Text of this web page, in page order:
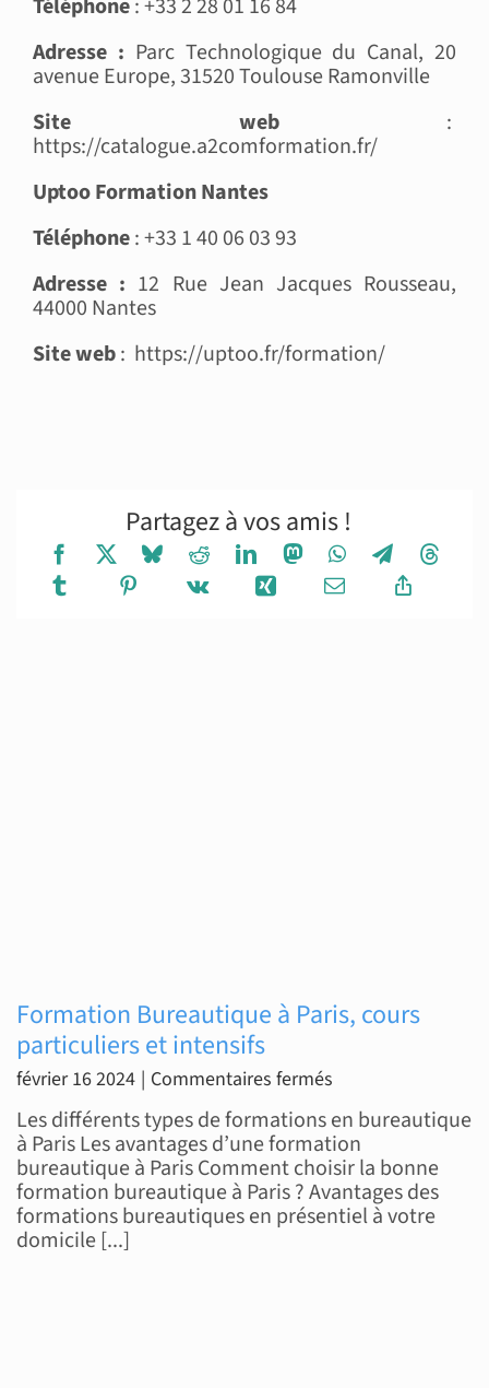
Téléphone: +33 2 28 01 16 84
Adresse : Parc Technologique du Canal, 20
avenue Europe, 31520 Toulouse Ramonville
Site web:
https://catalogue.a2comformation.fr/
Uptoo Formation Nantes
Téléphone: +33 1 40 06 03 93
Adresse : 12 Rue Jean Jacques Rousseau,
44000 Nantes
Site web: https://uptoo.fr/formation/
Partagez à vos amis !
Formation Bureautique à Paris, cours
particuliers et intensifs
février 16 2024 | Commentaires ferméssur
Formation
Bureautique
à
Paris,
cours
Les différents types de formations en bureautique
à Paris Les avantages d’une formation
bureautique à Paris Comment choisir la bonne
formation bureautique à Paris ? Avantages des
formations bureautiques en présentiel à votre
domicile [...]